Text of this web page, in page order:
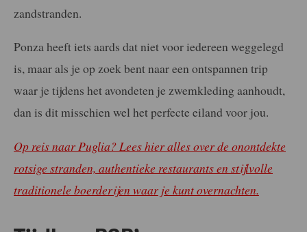
zandstranden.
Ponza heeft iets aards dat niet voor iedereen weggelegd
is, maar als je op zoek bent naar een ontspannen trip
waar je tijdens het avondeten je zwemkleding aanhoudt,
dan is dit misschien wel het perfecte eiland voor jou.
Op reis naar Puglia? Lees hier alles over de onontdekte
rotsige stranden, authentieke restaurants en stijlvolle
traditionele boerderijen waar je kunt overnachten.